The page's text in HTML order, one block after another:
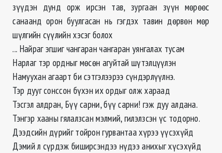
зүүдэн дунд орж ирсэн тав, зургаан зүүн мөрөөс
санаанд орон буулгасан нь гэгдэх тавин дөрвөн мөр
шүлгийн сүүлийн хэсэг болох
... Найраг эгшиг чангаран чангаран уянгалах тусам
Нарлаг тэр ордныг мөсөн агуйтай шүтэлцүүлэн
Намуухан агаарт би сэтгэлээрээ сүндэрлүүлнэ.
Тэр дууг сонссон бүхэн их ордыг олж хараад
Тэсгэл алдран, Бүү сарни, бүү сарни! гэж дуу алдана.
Тэнгэр хааны гялалзсан мэлмий, гилэлзсэн үс тодорно.
Дээдсийн дүрийг тойрон гурвантаа хүрээ үүсэхүйд
Дэмий л сүрдэж биширсэндээ нүдээ анихыг хүсэхүйд